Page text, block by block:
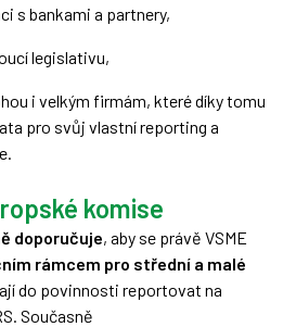
s bankami a partnery,
legislativu,
i velkým firmám, které díky tomu
pro svůj vlastní reporting a
komise
doporučuje, aby se právě VSME
rámcem pro střední a malé
do povinnosti reportovat na
Současně